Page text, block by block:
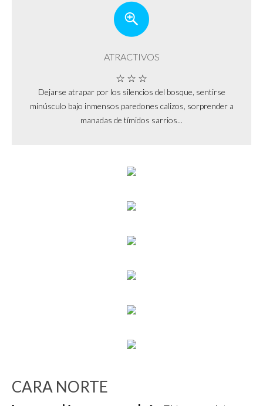
ATRACTIVOS
☆ ☆ ☆
Dejarse atrapar por los silencios del bosque, sentirse
minúsculo bajo inmensos paredones calizos, sorprender a
manadas de tímidos sarrios...
CARA NORTE